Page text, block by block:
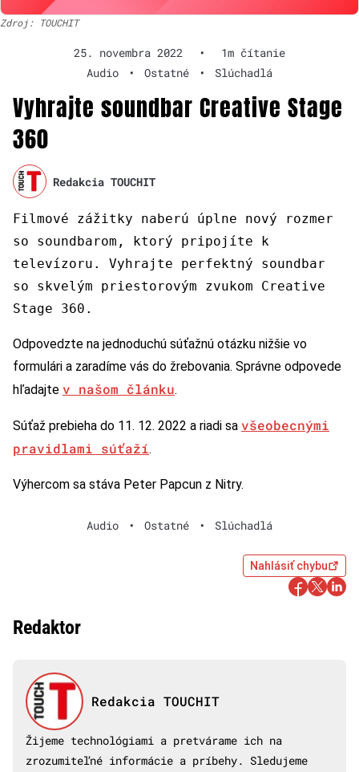
Zdroj: TOUCHIT
25. novembra 2022 •
1m čítanie
Audio
• Ostatné • Slúchadlá
Vyhrajte soundbar Creative Stage
360
Redakcia TOUCHIT
Filmové zážitky naberú úplne nový rozmer
so soundbarom, ktorý pripojíte k
televízoru. Vyhrajte perfektný soundbar
so skvelým priestorovým zvukom Creative
Stage 360 .
Odpovedzte na jednoduchú súťažnú otázku nižšie vo
formulári a zaradíme vás do žrebovania. Správne odpovede
hľadajte v našom článku.
Súťaž prebieha do 11. 12. 2022 a riadi sa všeobecnými
pravidlami súťaží.
Výhercom sa stáva Peter Papcun z Nitry.
Audio • Ostatné • Slúchadlá
Nahlásiť chybu
Redaktor
Redakcia TOUCHIT
Žijeme technológiami a pretvárame ich na
zrozumiteľné informácie a príbehy. Sledujeme